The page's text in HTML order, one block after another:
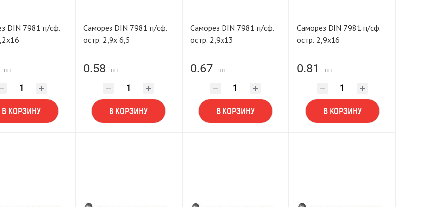
DIN 7981 п/сф.
шт
В КОРЗИНУ
Саморез DIN 7981 п/сф.
остр. 2,9х 6,5
0.58 шт
В КОРЗИНУ
Саморез DIN 7981 п/сф.
остр. 2,9х13
0.67 шт
В КОРЗИНУ
Саморез DIN 7981 п/сф.
остр. 2,9х16
0.81 шт
В КОРЗИНУ